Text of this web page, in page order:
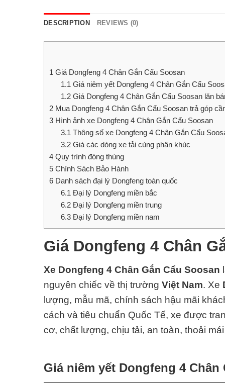
DESCRIPTION REVIEWS (0)
1 Giá Dongfeng 4 Chân Gắn Cẩu Soosan
1.1 Giá niêm yết Dongfeng 4 Chân Gắn Cẩu
1.2Giá Dongfeng 4 Chân Gắn Cẩu Soosan lăn
2 Mua Dongfeng 4 Chân Gắn Cẩu Soosan trả góp
3 Hình ảnh xe Dongfeng 4 Chân Gắn Cẩu Soosan
3.1 Thông số xe Dongfeng 4 Chân Gắn Cẩu
3.2Giá các dòng xe tải cùng phân khúc
4 Quy trình đóng thùng
5 Chính Sách Bảo Hành
6 Danh sách đại lý Dongfeng toàn quốc
6.1 Đại lý Dongfeng miền bắc
6.2Đại lý Dongfeng miền trung
6.3Đại lý Dongfeng miền nam
Giá Dongfeng 4 Chân
Xe Dongfeng 4 Chân Gắn Cẩu Soosan
nguyên chiếc về thị trường Việt Nam. Xe
lượng, mẫu mã, chính sách hậu mãi
cách và tiêu chuẩn Quốc Tế, xe được
cơ, chất lượng, chịu tải, an toàn, thoải
Giá niêm yết Dongfeng 4 Chân